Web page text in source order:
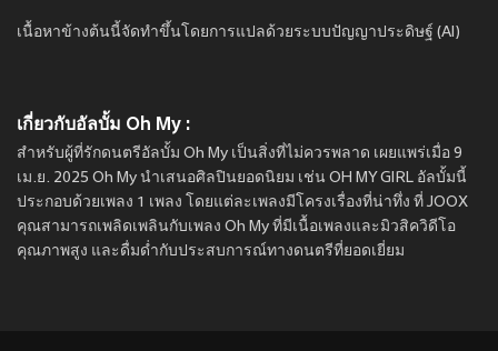
เนื้อหาข้างต้นนี้จัดทำขึ้นโดยการแปลด้วยระบบปัญญาประดิษฐ์ (AI)
เกี่ยวกับอัลบั้ม Oh My :
สำหรับผู้ที่รักดนตรีอัลบั้ม Oh My เป็นสิ่งที่ไม่ควรพลาด เผยแพร่เมื่อ 9
เม.ย. 2025 Oh My นำเสนอศิลปินยอดนิยม เช่น OH MY GIRL อัลบั้มนี้
ประกอบด้วยเพลง 1 เพลง โดยแต่ละเพลงมีโครงเรื่องที่น่าทึ่ง ที่ JOOX
คุณสามารถเพลิดเพลินกับเพลง Oh My ที่มีเนื้อเพลงและมิวสิควิดีโอ
คุณภาพสูง และดื่มด่ำกับประสบการณ์ทางดนตรีที่ยอดเยี่ยม